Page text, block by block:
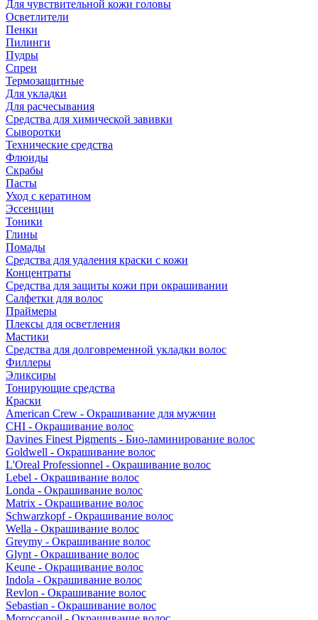
Для чувствительной кожи головы
Осветлители
Пенки
Пилинги
Пудры
Спреи
Термозащитные
Для укладки
Для расчесывания
Средства для химической завивки
Сыворотки
Технические средства
Флюиды
Скрабы
Пасты
Уход с кератином
Эссенции
Тоники
Глины
Помады
Средства для удаления краски с кожи
Концентраты
Средства для защиты кожи при окрашивании
Салфетки для волос
Праймеры
Плексы для осветления
Мастики
Средства для долговременной укладки волос
Филлеры
Эликсиры
Тонирующие средства
Краски
American Crew - Окрашивание для мужчин
CHI - Окрашивание волос
Davines Finest Pigments - Био-ламинирование волос
Goldwell - Окрашивание волос
L'Oreal Professionnel - Окрашивание волос
Lebel - Окрашивание волос
Londa - Окрашивание волос
Matrix - Окрашивание волос
Schwarzkopf - Окрашивание волос
Wella - Окрашивание волос
Greymy - Окрашивание волос
Glynt - Окрашивание волос
Keune - Окрашивание волос
Indola - Окрашивание волос
Revlon - Окрашивание волос
Sebastian - Окрашивание волос